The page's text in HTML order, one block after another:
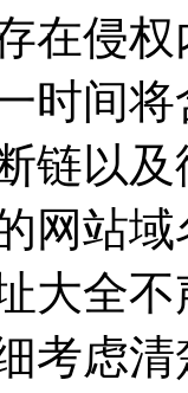
在侵
时间
链以
网站
大全
考虑